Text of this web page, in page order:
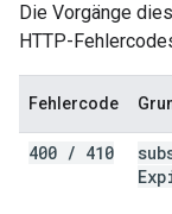
Die Vorgänge
HTTP-
Fehlercode
400 / 410